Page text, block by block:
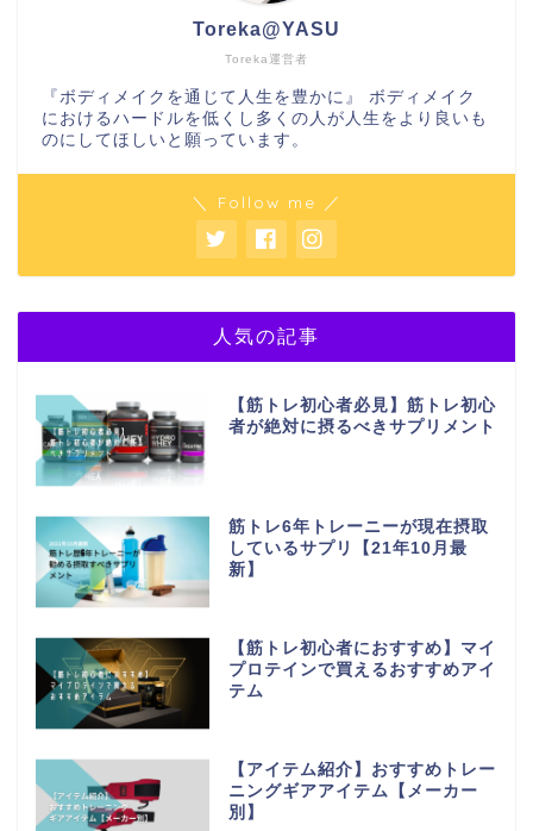
Toreka運営者
Toreka@YASU
『ボディメイクを通じて人生を豊かに』 ボディメイク
におけるハードルを低くし多くの人が人生をより良いも
のにしてほしいと願っています。
＼ Follow me ／
人気の記事
【筋トレ初心者必見】筋トレ初心
者が絶対に摂るべきサプリメント
筋トレ6年トレーニーが現在摂取
しているサプリ【21年10月最
新】
【筋トレ初心者におすすめ】マイ
プロテインで買えるおすすめアイ
テム
【アイテム紹介】おすすめトレー
ニングギアアイテム【メーカー
別】